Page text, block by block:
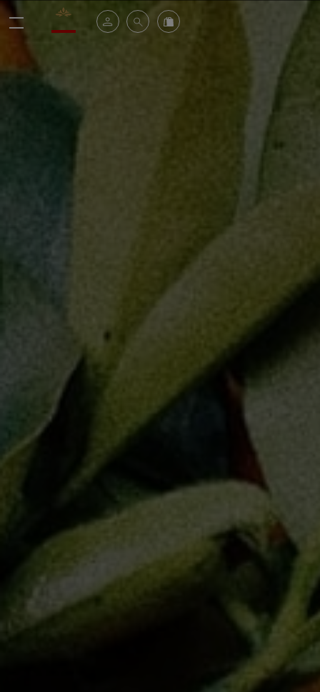
Valrhona - Imaginons le meilleur du chocolat
Espace clientRechercheCommandez en ligne